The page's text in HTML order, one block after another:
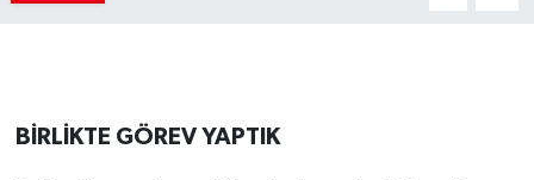
BİRLİKTE GÖREV YAPTIK